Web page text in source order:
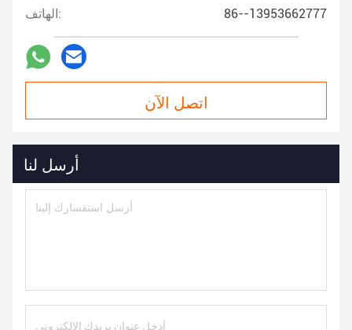
الهاتف: 86--13953662777
اتصل الآن
أرسل لنا